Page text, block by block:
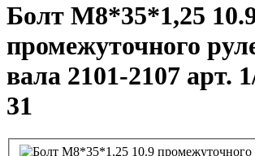
Болт М8*35*1,25
промежуточного
вала 2101-2107 арт.
31